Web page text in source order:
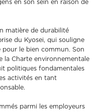
en son sein en raison de
matière de durabilité
du Kyosei, qui souligne
pour le bien commun. Son
la Charte environnementale
politiques fondamentales
activités en tant
parmi les employeurs